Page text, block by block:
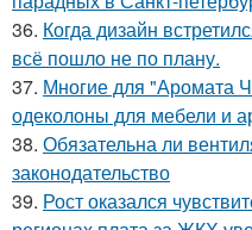
36. Когда дизайн
всё пошло не по плану.
37. Многие для "Аромата
одеколоны для мебели и
38. Обязательна ли
законодательство
39. Рост оказался